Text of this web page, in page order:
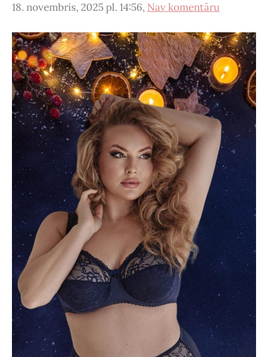
18. novembris, 2025 pl. 14:56, Nav komentāru